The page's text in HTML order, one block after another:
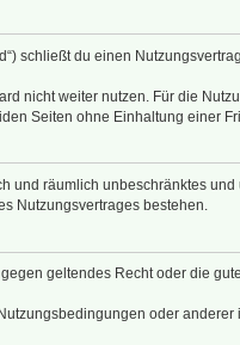
schließt du einen
nicht weiter nutzen. Für die
Seiten ohne Einhaltung einer
und räumlich unbeschränktes
Nutzungsvertrages bestehen.
geltendes Recht oder die
oder